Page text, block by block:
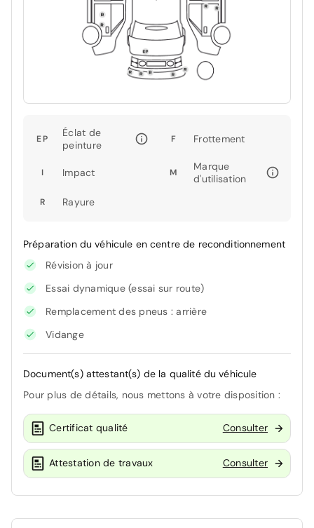
EP
Éclat de
peinture
F Frottement
I Impact M
Marque
d'utilisation
R Rayure
Préparation du véhicule en centre de reconditionnement
Révision à jour
Essai dynamique (essai sur route)
Remplacement des pneus : arrière
Vidange
Document(s) attestant(s) de la qualité du véhicule
Pour plus de détails, nous mettons à votre disposition :
Certificat qualité Consulter
Attestation de travaux Consulter